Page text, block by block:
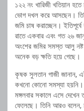
১২২ নং খারিজী খতিয়ান
ভোগ দখল করে আসছেন।
জমি চাষ করাচ্ছেন।
রাতে একবার এবং গত ২৬
অংশের জমির সমস্ত আলু নষ্ট
অনেক বড় ক্ষতি হয়ে গেছে।
কৃষক সুলতান গাজী জানান,
কখনো কোনো সমস্যা হয়নি।
মঙ্গলবার সকালে এসে দেখেন
ফেলেছে। তিনি আরও বলেন,